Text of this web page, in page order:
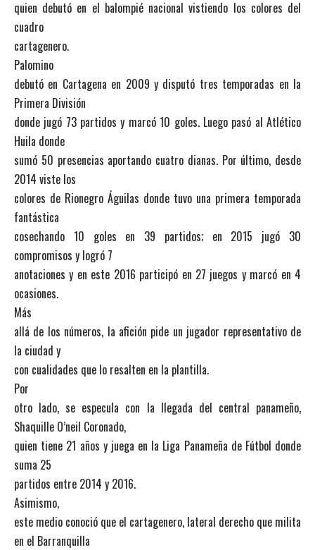
quien debutó en el balompié nacional vistiendo los colores del
cuadro
cartagenero.
Palomino
debutó en Cartagena en 2009 y disputó tres temporadas en la
Primera División
donde jugó 73 partidos y marcó 10 goles. Luego pasó al Atlético
Huila donde
sumó 50 presencias aportando cuatro dianas. Por último, desde
2014 viste los
colores de Rionegro Águilas donde tuvo una primera temporada
fantástica
cosechando 10 goles en 39 partidos; en 2015 jugó 30
compromisos y logró 7
anotaciones y en este 2016 participó en 27 juegos y marcó en 4
ocasiones.
Más
allá de los números, la afición pide un jugador representativo de
la ciudad y
con cualidades que lo resalten en la plantilla.
Por
otro lado, se especula con la llegada del central panameño,
Shaquille O’neil Coronado,
quien tiene 21 años y juega en la Liga Panameña de Fútbol donde
suma 25
partidos entre 2014 y 2016.
Asimismo,
este medio conoció que el cartagenero, lateral derecho que milita
en el Barranquilla